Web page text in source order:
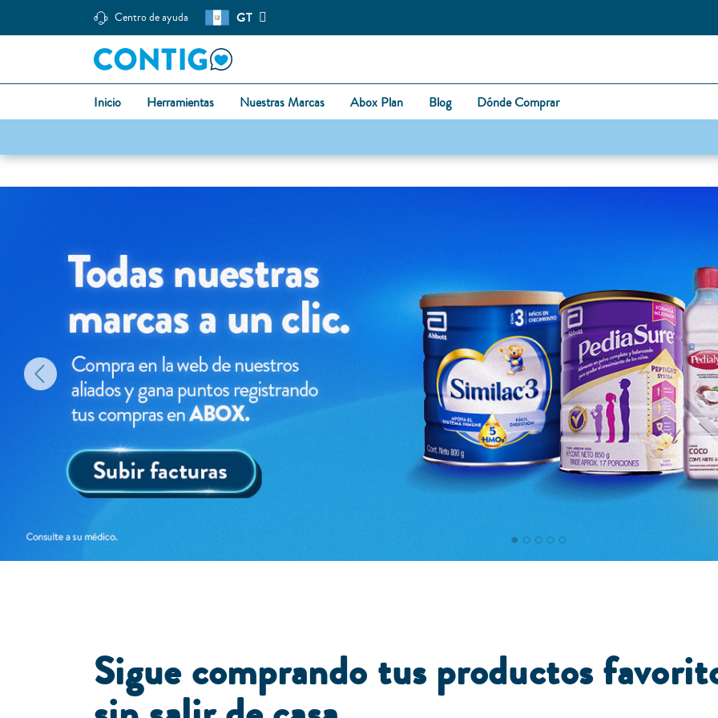
Centro de ayuda GT
Inicio Herramientas Nuestras Marcas Abox Plan Blog Dónde Comprar
Sigue comprando tus productos